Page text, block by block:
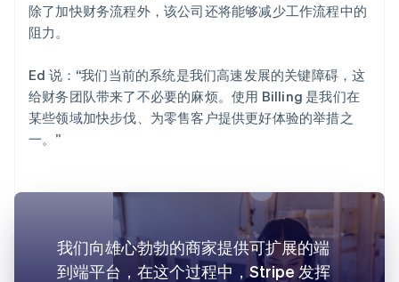
除了加快财务流程外，该公司还将能够减少工作流程中的
阻力。
Ed 说：“我们当前的系统是我们高速发展的关键障碍，这
给财务团队带来了不必要的麻烦。使用 Billing 是我们在
某些领域加快步伐、为零售客户提供更好体验的举措之
一。”
我们向雄心勃勃的商家提供可扩展的端
到端平台，在这个过程中，Stripe 发挥